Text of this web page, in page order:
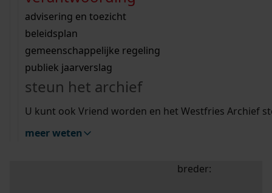
bouwvergunningen
omgevingsvergunningen
vergunningen
beeld en geluid
uitleg nodig?
Wij helpen u op weg met een aantal zoektips.
bekijk alle zoektips
Wij helpen u op weg met een aantal zoektips.
bekijk alle zoektips
bekijk ons geschiedenislokaal
advisering en toezicht
beleidsplan
gemeenschappelijke regeling
publiek jaarverslag
steun het archief
U kunt ook Vriend worden en het Westfries Archief
meer weten
zoektips
Mijn Studiezaal (inloggen)
uw zoekopdracht te
breder: